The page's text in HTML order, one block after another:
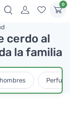
0
cerdo al
la familia